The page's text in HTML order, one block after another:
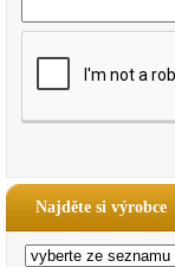
Najděte si výrobce